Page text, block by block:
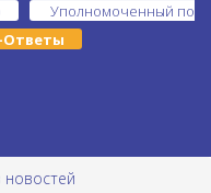
Уполномоченный по
Ответы
новостей